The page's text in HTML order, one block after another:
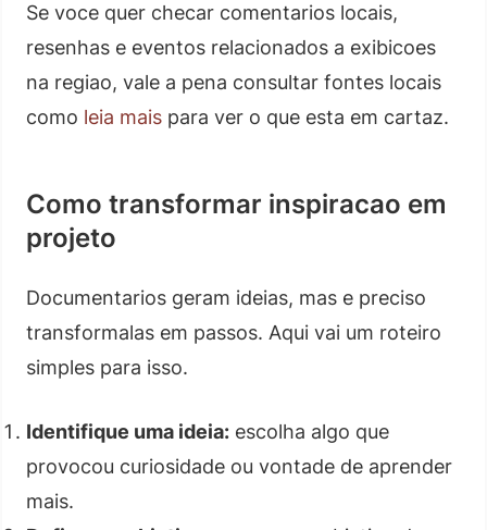
Se voce quer checar comentarios locais,
resenhas e eventos relacionados a exibicoes
na regiao, vale a pena consultar fontes locais
como leia mais para ver o que esta em cartaz.
Como transformar inspiracao em
projeto
Documentarios geram ideias, mas e preciso
transformalas em passos. Aqui vai um roteiro
simples para isso.
Identifique uma ideia: escolha algo que
provocou curiosidade ou vontade de aprender
mais.